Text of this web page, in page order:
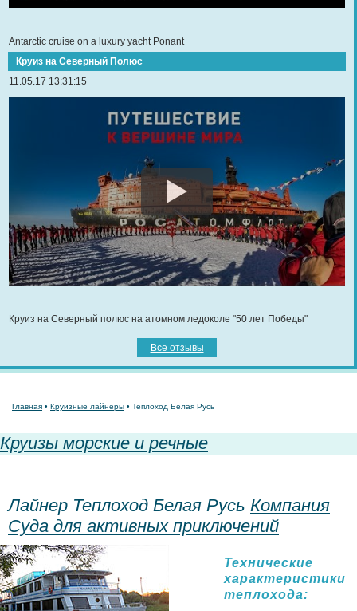
Antarctic cruise on a luxury yacht Ponant
Круиз на Северный Полюс
11.05.17 13:31:15
Круиз на Северный полюс на атомном ледоколе "50 лет Победы"
Все отзывы
Главная • Круизные лайнеры • Теплоход Белая Русь
Круизы морские и речные
Лайнер Теплоход Белая Русь Компания
Суда для активных приключений
Технические
характеристики
теплохода: